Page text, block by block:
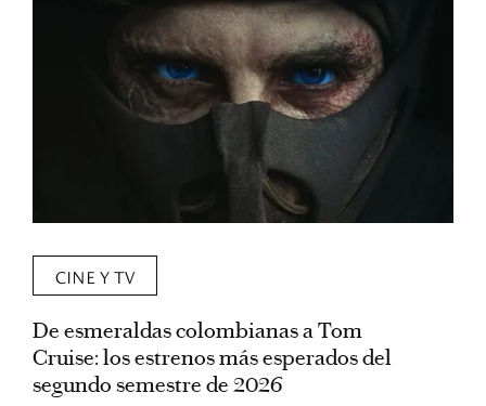
CINE Y TV
De esmeraldas colombianas a Tom
Cruise: los estrenos más esperados del
segundo semestre de 2026